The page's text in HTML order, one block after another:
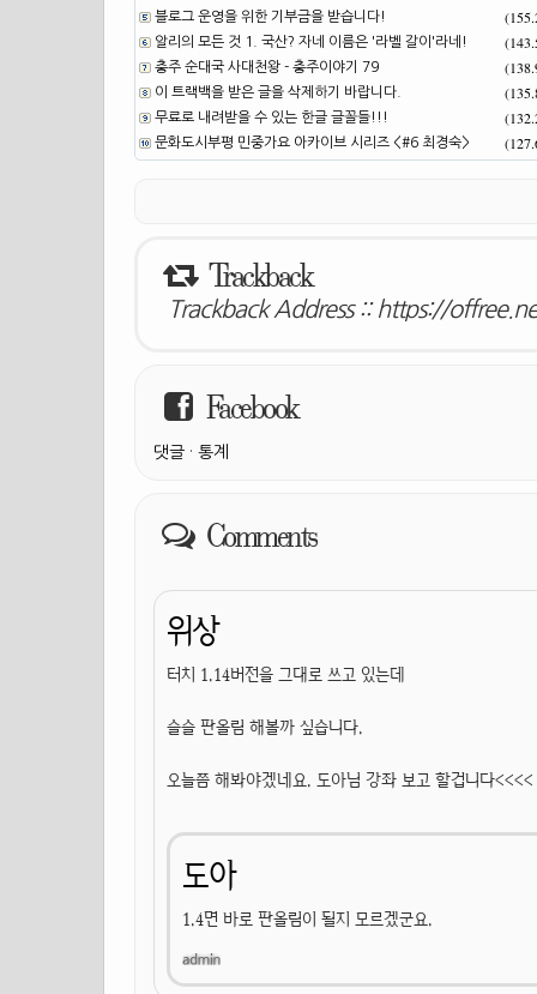
블로그 운영을 위한 기부금을 받습니다!
알리의 모든 것 1. 국산? 자네 이름은 '라벨 갈이'라네!
충주 순대국 사대천왕 - 충주이야기 79
이 트랙백을 받은 글을 삭제하기 바랍니다.
무료로 내려받을 수 있는 한글 글꼴들!!!
문화도시부평 민중가요 아카이브 시리즈 <#6 최경숙>
Trackback
Trackback Address :: https://
Facebook
댓글 · 통계
Comments
위상
터치 1.14버전을 그대로 쓰고 있는데
슬슬 판올림 해볼까 싶습니다.
오늘쯤 해봐야겠네요. 도아님 강좌 보고 할겁니다<<<<
도아
1.4면 바로 판올림이 될지 모르겠군요.